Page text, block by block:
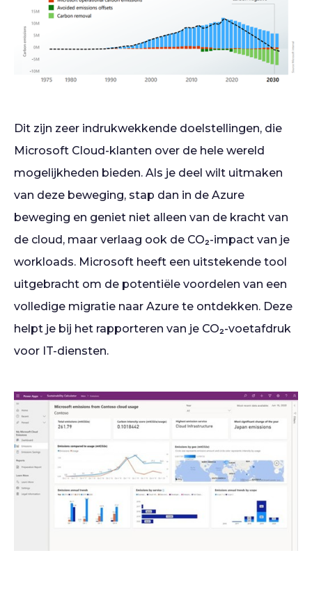
Dit zijn zeer indrukwekkende doelstellingen, die
Microsoft Cloud-klanten over de hele wereld
mogelijkheden bieden. Als je deel wilt uitmaken
van deze beweging, stap dan in de Azure
beweging en geniet niet alleen van de kracht van
de cloud, maar verlaag ook de CO₂-impact van je
workloads. Microsoft heeft een uitstekende tool
uitgebracht om de potentiële voordelen van een
volledige migratie naar Azure te ontdekken. Deze
helpt je bij het rapporteren van je CO₂-voetafdruk
voor IT-diensten.